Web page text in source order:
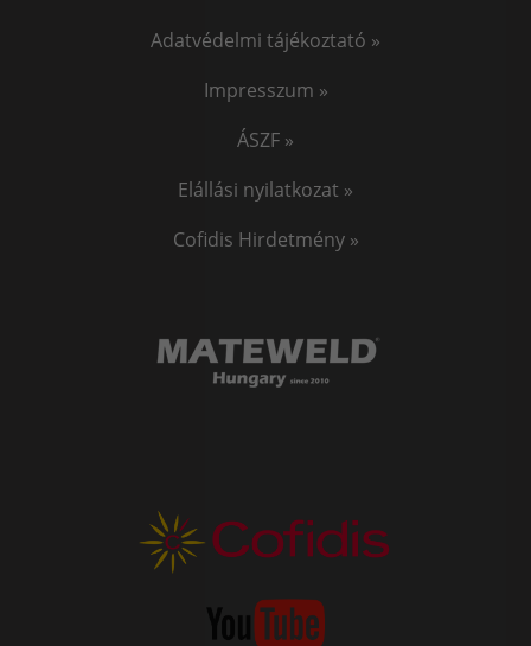
Adatvédelmi tájékoztató »
Impresszum »
ÁSZF »
Elállási nyilatkozat »
Cofidis Hirdetmény »